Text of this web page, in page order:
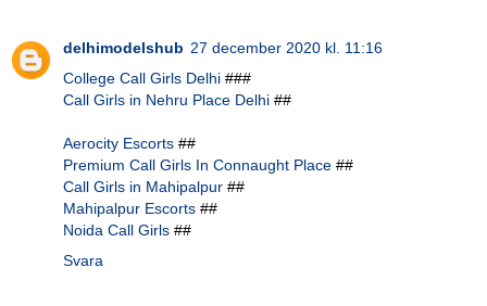
delhimodelshub 27 december 2020 kl. 11:16
College Call Girls Delhi ###
Call Girls in Nehru Place Delhi ##
Aerocity Escorts ##
Premium Call Girls In Connaught Place ##
Call Girls in Mahipalpur ##
Mahipalpur Escorts ##
Noida Call Girls ##
Svara